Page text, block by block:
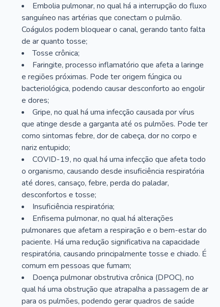
Embolia pulmonar, no qual há a interrupção do fluxo
sanguíneo nas artérias que conectam o pulmão.
Coágulos podem bloquear o canal, gerando tanto falta
de ar quanto tosse;
Tosse crônica;
Faringite, processo inflamatório que afeta a laringe
e regiões próximas. Pode ter origem fúngica ou
bacteriológica, podendo causar desconforto ao engolir
e dores;
Gripe, no qual há uma infecção causada por vírus
que atinge desde a garganta até os pulmões. Pode ter
como sintomas febre, dor de cabeça, dor no corpo e
nariz entupido;
COVID-19, no qual há uma infecção que afeta todo
o organismo, causando desde insuficiência respiratória
até dores, cansaço, febre, perda do paladar,
desconfortos e tosse;
Insuficiência respiratória;
Enfisema pulmonar, no qual há alterações
pulmonares que afetam a respiração e o bem-estar do
paciente. Há uma redução significativa na capacidade
respiratória, causando principalmente tosse e chiado. É
comum em pessoas que fumam;
Doença pulmonar obstrutiva crônica (DPOC), no
qual há uma obstrução que atrapalha a passagem de ar
para os pulmões, podendo gerar quadros de saúde